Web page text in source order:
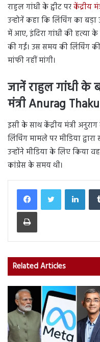
राहुल गांधी के ट्वीट परकेंद्रीय
उन्होनें कहा कि लिंचिंग का बड़ा
में आए, इंदिरा गांधी की हत्या
की गईं। उस समय की लिंचिंग
मांफी नहीं मांगी।
जानें राहुल गांधी के
मंत्री Anurag
इसी के साथ केंद्रीय मंत्री
लिंचिंग मामले पर मीडिया
उन्होंने मीडिया के लिए किया
कांग्रेस के समय थी।
Print
Related Articles